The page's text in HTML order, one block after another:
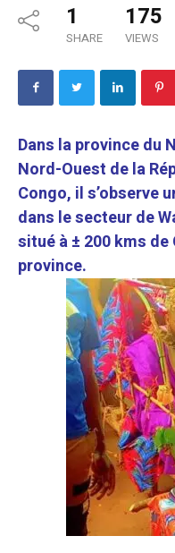
1
SHARE
175
VIEWS
Dans la province du
Nord-Ouest de la
Congo, il s’observe
dans le secteur de
situé à ± 200 kms
province.